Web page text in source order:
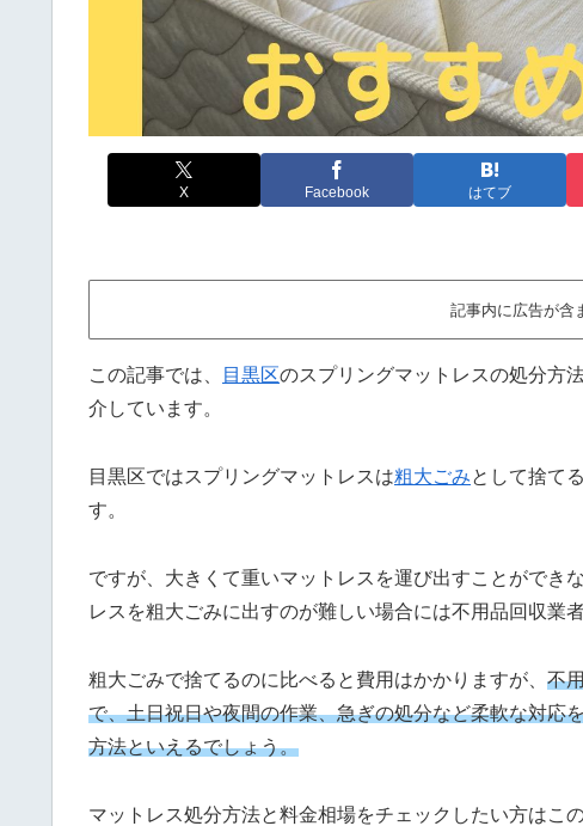
X Facebook はてブ
記事内に広告が含
この記事では、 目黒区のスプリングマットレスの処分方
介しています。
目黒区ではスプリングマットレスは粗大ごみとして捨て
す。
ですが、大きくて重いマットレスを運び出すことができ
レスを粗大ごみに出すのが難しい場合には不用品回収業
粗大ごみで捨てるのに比べると費用はかかりますが、 不
で、土日祝日や夜間の作業、急ぎの処分など柔軟な対応
方法といえるでしょう。
マットレス処分方法と料金相場をチェックしたい方はこ